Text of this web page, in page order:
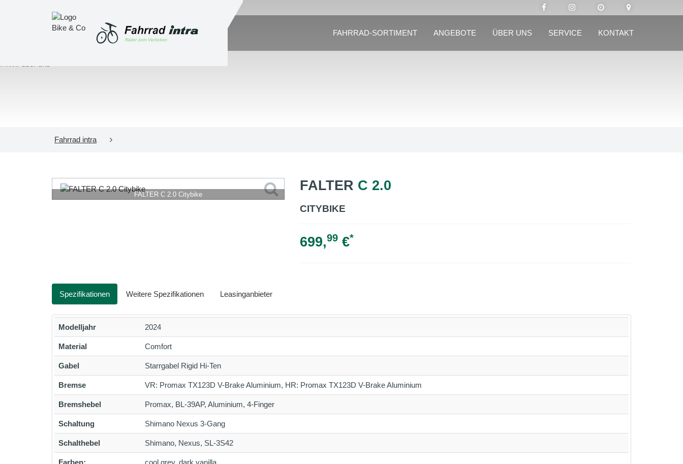
FAHRRAD-SORTIMENT ANGEBOTE ÜBER UNS SERVICE KONTAKT
Fahrrad intra
FALTER C 2.0 Citybike
FALTER C 2.0
CITYBIKE
699,99€*
Spezifikationen Weitere Spezifikationen Leasinganbieter
Modelljahr 2024
Material Comfort
Gabel Starrgabel Rigid Hi-Ten
Bremse VR: Promax TX123D V-Brake Aluminium, HR: Promax TX123D V-Brake Aluminium
Bremshebel Promax, BL-39AP, Aluminium, 4-Finger
Schaltung Shimano Nexus 3-Gang
Schalthebel Shimano, Nexus, SL-3S42
Farben: cool grey, dark vanilla